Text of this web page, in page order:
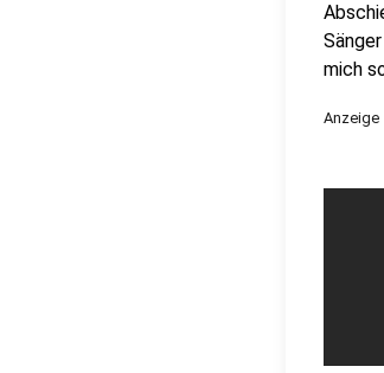
mich
Anzeige